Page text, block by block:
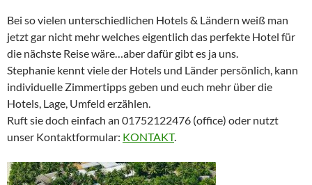
Bei so vielen unterschiedlichen Hotels & Ländern weiß man
jetzt gar nicht mehr welches eigentlich das perfekte Hotel für
die nächste Reise wäre…aber dafür gibt es ja uns.
Stephanie kennt viele der Hotels und Länder persönlich, kann
individuelle Zimmertipps geben und euch mehr über die
Hotels, Lage, Umfeld erzählen.
Ruft sie doch einfach an 01752122476 (office) oder nutzt
unser Kontaktformular: KONTAKT.